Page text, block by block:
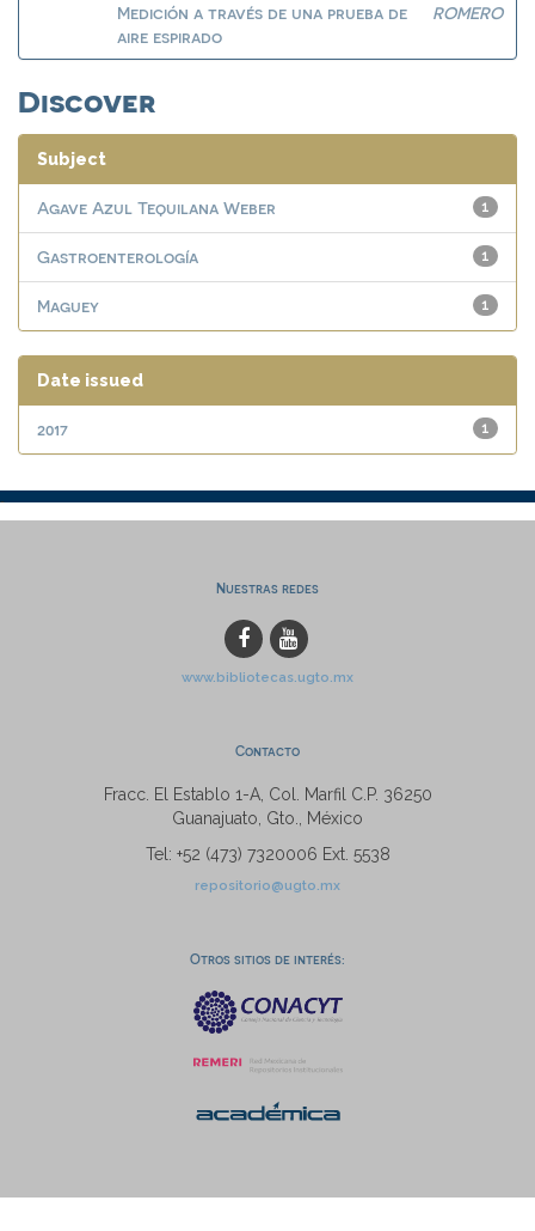
Medición a través de una prueba de
aire espirado
ROMERO
Discover
Subject
1
Agave Azul Tequilana Weber
1
Gastroenterología
1
Maguey
Date issued
1
2017
Nuestras redes
www.bibliotecas.ugto.mx
Contacto
Fracc. El Establo 1-A, Col. Marfil C.P. 36250
Guanajuato, Gto., México
Tel: +52 (473) 7320006 Ext. 5538
repositorio@ugto.mx
Otros sitios de interés: